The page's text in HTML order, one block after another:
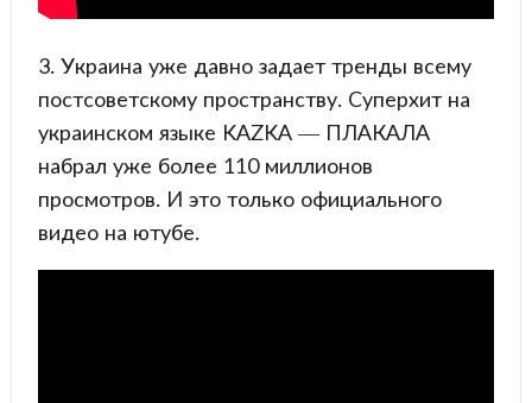
3. Украина уже давно задает тренды всему
постсоветскому пространству. Суперхит на
украинском языке KAZKA — ПЛАКАЛА
набрал уже более 110 миллионов
просмотров. И это только официального
видео на ютубе.